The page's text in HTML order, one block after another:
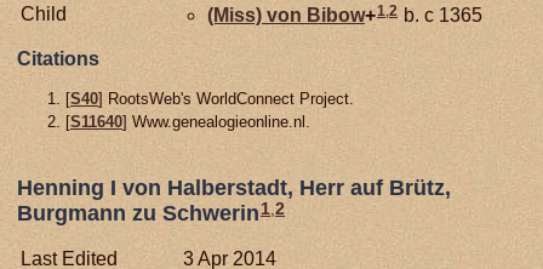
Child
(Miss) von Bibow+1,2 b. c 1365
Citations
[S40] RootsWeb's WorldConnect Project.
[S11640] Www.genealogieonline.nl.
Henning I von Halberstadt, Herr auf Brütz,
Burgmann zu Schwerin 1 2
Last Edited
3 Apr 2014